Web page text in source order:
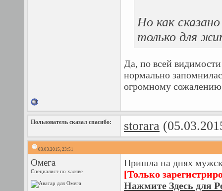
Но как
только для
Да, по всей
нормально
огромному сожалению
Пользователь сказал cпасибо: storara
03.03.2015, 23:51
Омега
Специалист по халяве
Пришла на днях
[Только
Нажмите Здесь для